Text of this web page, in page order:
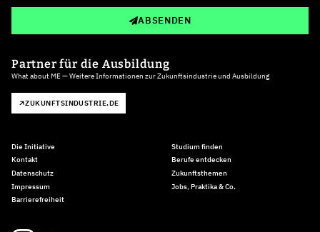
ABSENDEN
Partner für die Ausbildung
What about ME — Weitere Informationen zur Zukunftsindustrie und Ausbildung
ZUKUNFTSINDUSTRIE.DE
Die Initiative
Kontakt
Datenschutz
Impressum
Barrierefreiheit
Studium finden
Berufe entdecken
Zukunftsthemen
Jobs, Praktika & Co.